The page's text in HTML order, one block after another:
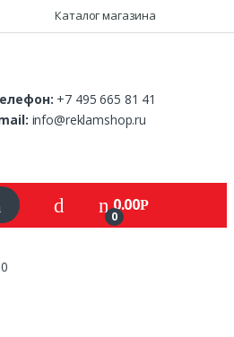
Каталог магазина
+7 495 665 81 41
info@reklamshop.ru
0
0.00Р